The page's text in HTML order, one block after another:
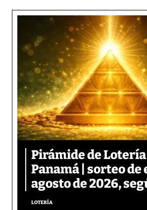
Pirámide de
Panamá | sorteo de
agosto de 2026,
LOTERÍA